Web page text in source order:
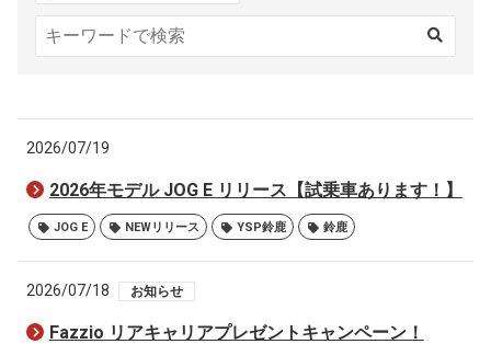
2026/07/19
2026年モデル JOG E リリース【試乗車あります！】
JOG E NEWリリース YSP鈴鹿 鈴鹿
2026/07/18 お知らせ
Fazzio リアキャリアプレゼントキャンペーン！